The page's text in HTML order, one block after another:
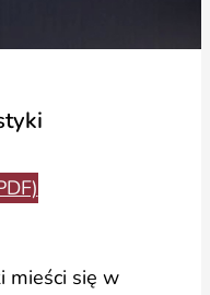
mieści się w